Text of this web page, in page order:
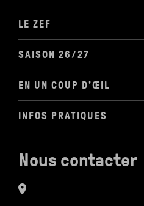
LE ZEF
SAISON 26/27
EN UN COUP D'ŒIL
INFOS PRATIQUES
Nous contacter